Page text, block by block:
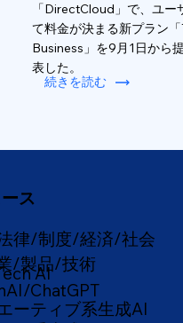
「DirectCloud」で、ユー
て料金が決まる新プラン
Business」を9月1日から
表した。
続きを読む
ス
律/制度/経済/社会
/製品/技術
AI
ChatGPT
ーティブ系生成AI